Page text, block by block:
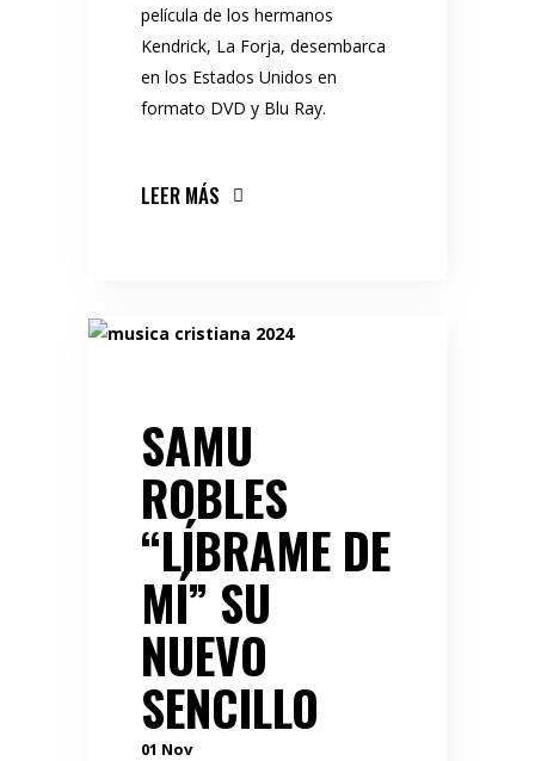
película de los hermanos
Kendrick, La Forja, desembarca
en los Estados Unidos en
formato DVD y Blu Ray.
LEER MÁS
SAMU
ROBLES
“LÍBRAME DE
MÍ” SU
NUEVO
SENCILLO
01 Nov